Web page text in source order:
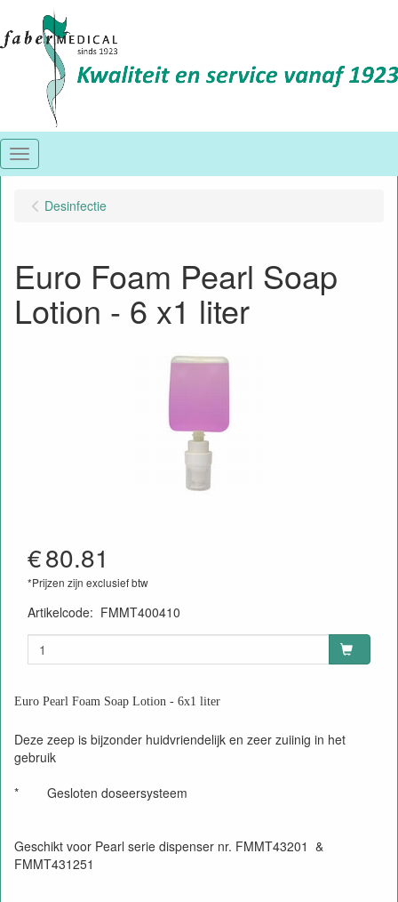
Menu
Desinfectie
Euro Foam Pearl Soap
Lotion - 6 x1 liter
€80.81
*Prijzen zijn exclusief btw
Artikelcode: FMMT400410
Euro Pearl Foam Soap Lotion - 6x1 liter
Deze zeep is bijzonder huidvriendelijk en zeer zuiinig in het
gebruik
* Gesloten doseersysteem
Geschikt voor Pearl serie dispenser nr. FMMT43201 &
FMMT431251